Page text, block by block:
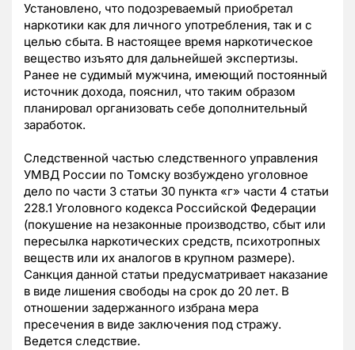
Установлено, что подозреваемый приобретал
наркотики как для личного употребления, так и с
целью сбыта. В настоящее время наркотическое
вещество изъято для дальнейшей экспертизы.
Ранее не судимый мужчина, имеющий постоянный
источник дохода, пояснил, что таким образом
планировал организовать себе дополнительный
заработок.
Следственной частью следственного управления
УМВД России по Томску возбуждено уголовное
дело по части 3 статьи 30 пункта «г» части 4 статьи
228.1 Уголовного кодекса Российской Федерации
(покушение на незаконные производство, сбыт или
пересылка наркотических средств, психотропных
веществ или их аналогов в крупном размере).
Санкция данной статьи предусматривает наказание
в виде лишения свободы на срок до 20 лет. В
отношении задержанного избрана мера
пресечения в виде заключения под стражу.
Ведется следствие.